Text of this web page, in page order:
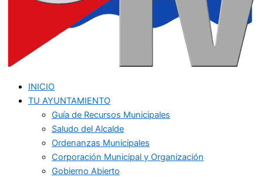
INICIO
TU AYUNTAMIENTO
Guía de Recursos Municipales
Saludo del Alcalde
Ordenanzas Municipales
Corporación Municipal y Organización
Gobierno Abierto